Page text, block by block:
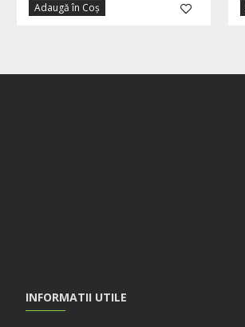
Adaugă în Coş
INFORMATII UTILE